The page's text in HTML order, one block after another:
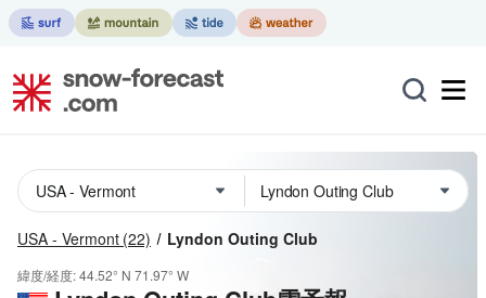
USA - Vermont (22) Lyndon Outing Club
緯度/経度:44.52° N 71.97° W